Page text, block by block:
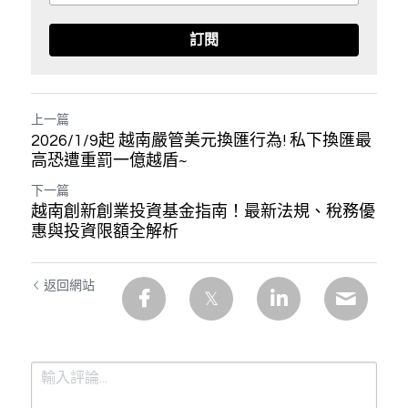
訂閱
上一篇
2026/1/9起 越南嚴管美元換匯行為! 私下換匯最
高恐遭重罰一億越盾~
下一篇
越南創新創業投資基金指南！最新法規、稅務優
惠與投資限額全解析
返回網站